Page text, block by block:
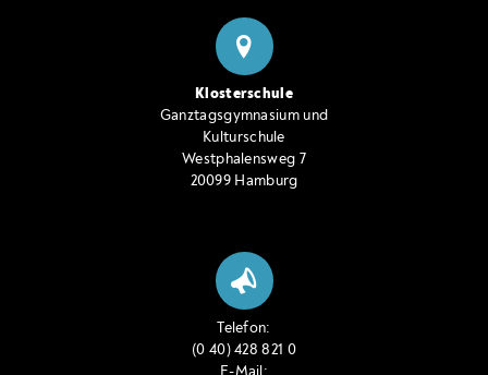
Klosterschule
Ganztagsgymnasium und
Kulturschule
Westphalensweg 7
20099 Hamburg
Telefon:
(0 40) 428 821 0